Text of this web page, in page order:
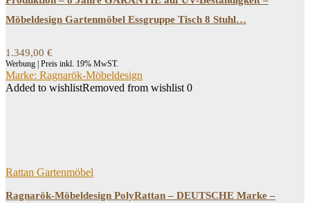
Möbeldesign Gartenmöbel Essgruppe Tisch 8 Stuhl…
1.349,00 €
Werbung | Preis inkl. 19% MwST.
Marke: Ragnarök-Möbeldesign
Added to wishlistRemoved from wishlist 0
Rattan Gartenmöbel
Ragnarök-Möbeldesign PolyRattan – DEUTSCHE Marke –